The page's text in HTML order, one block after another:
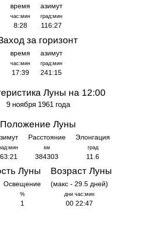
время
час:мин
8:28
азимут
град:мин
116:27
за горизонт
время
час:мин
17:39
азимут
град:мин
241:15
Луны на 12:00
9 ноября 1961 года
Положение Луны
Расстояние
км
384303
Элонгация
град
11.6
Луны
Освещение
%
1
Возраст Луны
(макс - 29.5 дней)
дни час:мин
00 22:47